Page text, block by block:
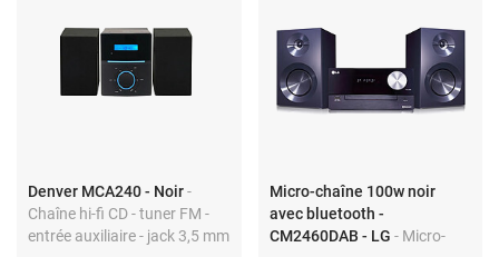
Denver MCA240 - Noir-
Chaîne hi-fi CD - tuner FM -
entrée auxiliaire - jack 3,5 mm
Micro-chaîne 100w noir
avec bluetooth -
CM2460DAB - LG - Micro-